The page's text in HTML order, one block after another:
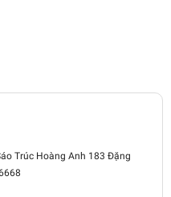
Trúc Hoàng Anh 183 Đặng